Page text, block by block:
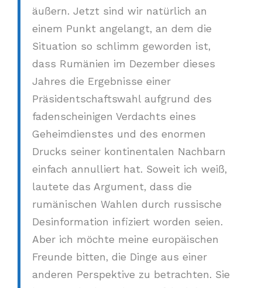
äußern. Jetzt sind wir natürlich an
einem Punkt angelangt, an dem die
Situation so schlimm geworden ist,
dass Rumänien im Dezember dieses
Jahres die Ergebnisse einer
Präsidentschaftswahl aufgrund des
fadenscheinigen Verdachts eines
Geheimdienstes und des enormen
Drucks seiner kontinentalen Nachbarn
einfach annulliert hat. Soweit ich weiß,
lautete das Argument, dass die
rumänischen Wahlen durch russische
Desinformation infiziert worden seien.
Aber ich möchte meine europäischen
Freunde bitten, die Dinge aus einer
anderen Perspektive zu betrachten. Sie